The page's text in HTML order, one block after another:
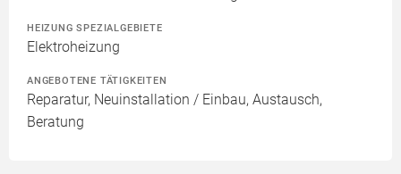
HEIZUNG SPEZIALGEBIETE
Elektroheizung
ANGEBOTENE TÄTIGKEITEN
Reparatur, Neuinstallation / Einbau, Austausch,
Beratung